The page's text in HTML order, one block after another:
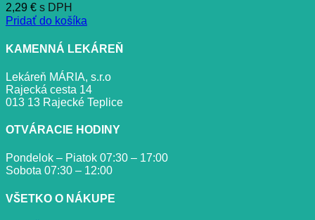
2,29 € s DPH
Pridať do košíka
KAMENNÁ LEKÁREŇ
Lekáreň MÁRIA, s.r.o
Rajecká cesta 14
013 13 Rajecké Teplice
OTVÁRACIE HODINY
Pondelok – Piatok 07:30 – 17:00
Sobota 07:30 – 12:00
VŠETKO O NÁKUPE